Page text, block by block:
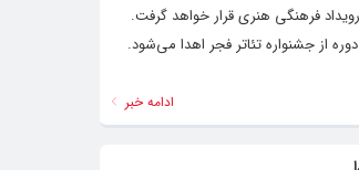
رویداد فرهنگی هنری قرار خواهد گرفت.
از جشنواره تئاتر فجر اهدا می‌شود.
ادامه خبر